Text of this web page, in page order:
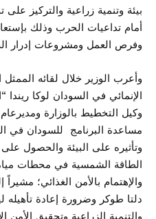
بيئة وتنمية زراعية والتركيز
أمام تداعيات الحرب وذلك
وفرص العمل ومشروعات إدرار
وأعرب الوزير خلال لقائه الممثل
الإنمائي في السودان لوكا ريندا
وكيل التخطيط بالوزارة
مساعدة البرنامج للسودان في
وتأثيره على البيئة والحصول
الطاقة الشمسية في محطات
والإهتمام بالأمن الغذائي؛
دلتا طوكر وضرورة إعادة تأهيله
والتنمية الزراعية وتحقيق الأمن